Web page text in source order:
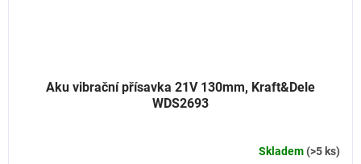
Aku vibrační přísavka 21V 130mm, Kraft&Dele
WDS2693
Skladem(>5 ks)